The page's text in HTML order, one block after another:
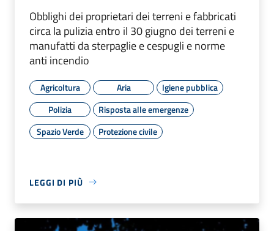
Obblighi dei proprietari dei terreni e fabbricati
circa la pulizia entro il 30 giugno dei terreni e
manufatti da sterpaglie e cespugli e norme
anti incendio
Agricoltura Aria
Igiene pubblica
Polizia
Risposta alle emergenze
Spazio Verde
Protezione civile
LEGGI DI PIÙ